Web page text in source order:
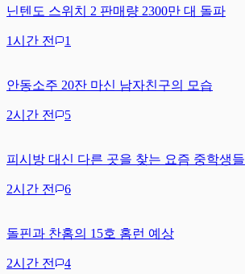
닌텐도 스위치 2 판매량 2300만 대 돌파
1시간 전 1
안동소주 20잔 마신 남자친구의 모습
2시간 전 5
피시방 대신 다른 곳을 찾는 요즘 중학생들
2시간 전 6
돌핀과 찬홈의 15호 홈런 예상
2시간 전 4